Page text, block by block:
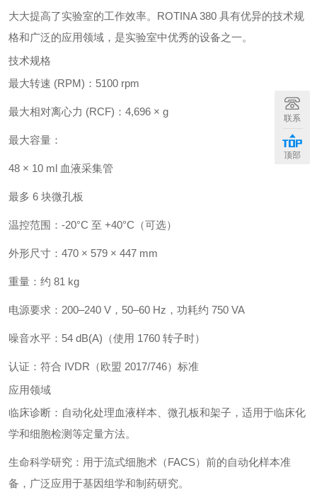
大大提高了实验室的工作效率。ROTINA 380 具有优异的技术规
格和广泛的应用领域，是实验室中优秀的设备之一。
技术规格
最大转速 (RPM)：5100 rpm
最大相对离心力 (RCF)：4,696 × g
最大容量：
48 × 10 ml 血液采集管
最多 6 块微孔板
温控范围：-20°C 至 +40°C（可选）
外形尺寸：470 × 579 × 447 mm
重量：约 81 kg
电源要求：200–240 V，50–60 Hz，功耗约 750 VA
噪音水平：54 dB(A)（使用 1760 转子时）
认证：符合 IVDR（欧盟 2017/746）标准
应用领域
临床诊断：自动化处理血液样本、微孔板和架子，适用于临床化
学和细胞检测等定量方法。
生命科学研究：用于流式细胞术（FACS）前的自动化样本准
备，广泛应用于基因组学和制药研究。
联系
顶部